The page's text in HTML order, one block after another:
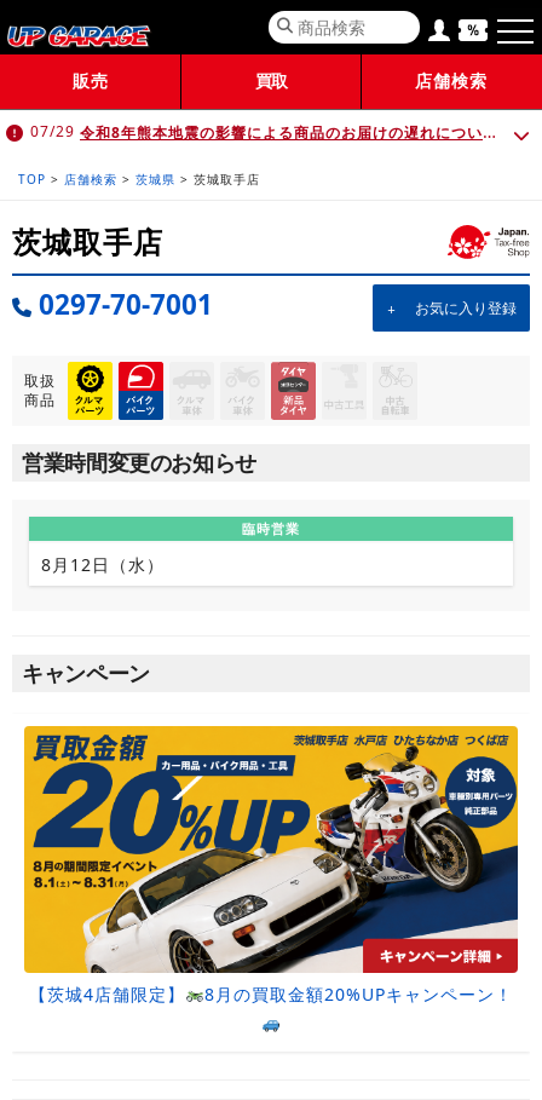
販売 買取 店舗検索
07/29 令和8年熊本地震の影響による商品のお届けの遅れについて （7月30日 10:00時点）
TOP > 店舗検索 > 茨城県 > 茨城取手店
茨城取手店
0297-70-7001 お気に入り登録
取扱
商品
営業時間変更のお知らせ
臨時営業
8月12日（水）
キャンペーン
【茨城4店舗限定】 8月の買取金額20%UPキャンペーン！